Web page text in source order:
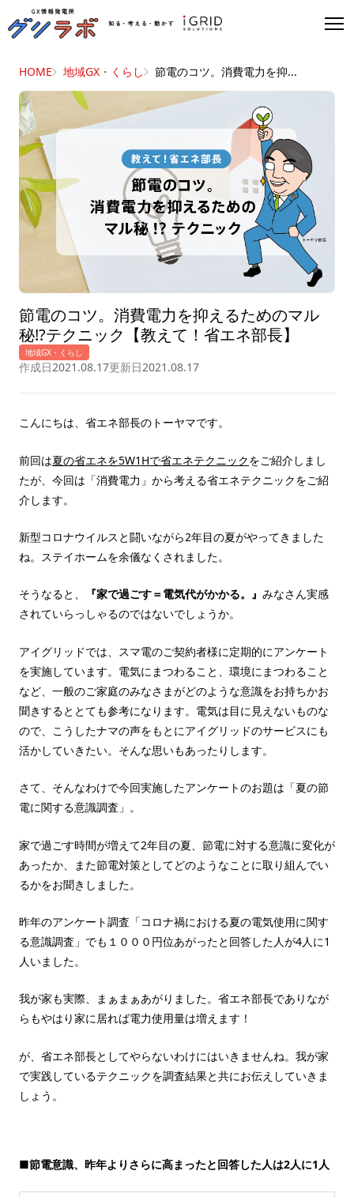
HOME 地域GX・くらし 節電のコツ。消費電力を抑...
地域GX・くらし
作成日2021.08.17更新日2021.08.17
節電のコツ。消費電力を抑えるためのマル
秘!?テクニック【教えて！省エネ部長】
こんにちは、省エネ部長のトーヤマです。
前回は夏の省エネを5W1Hで省エネテクニックをご紹介しまし
たが、今回は「消費電力」から考える省エネテクニックをご紹
介します。
新型コロナウイルスと闘いながら2年目の夏がやってきました
ね。ステイホームを余儀なくされました。
そうなると、 『家で過ごす＝電気代がかかる。』 みなさん実感
されていらっしゃるのではないでしょうか。
アイグリッドでは、スマ電のご契約者様に定期的にアンケート
を実施しています。電気にまつわること、環境にまつわること
など、一般のご家庭のみなさまがどのような意識をお持ちかお
聞きするととても参考になります。電気は目に見えないものな
ので、こうしたナマの声をもとにアイグリッドのサービスにも
活かしていきたい。そんな思いもあったりします。
さて、そんなわけで今回実施したアンケートのお題は「夏の節
電に関する意識調査」。
家で過ごす時間が増えて2年目の夏、節電に対する意識に変化が
あったか、また節電対策としてどのようなことに取り組んでい
るかをお聞きしました。
昨年のアンケート調査「コロナ禍における夏の電気使用に関す
る意識調査」でも１０００円位あがったと回答した人が4人に1
人いました。
我が家も実際、まぁまぁあがりました。省エネ部長でありなが
らもやはり家に居れば電力使用量は増えます！
が、省エネ部長としてやらないわけにはいきませんね。我が家
で実践しているテクニックを調査結果と共にお伝えしていきま
しょう。
■節電意識、昨年よりさらに高まったと回答した人は2人に1人